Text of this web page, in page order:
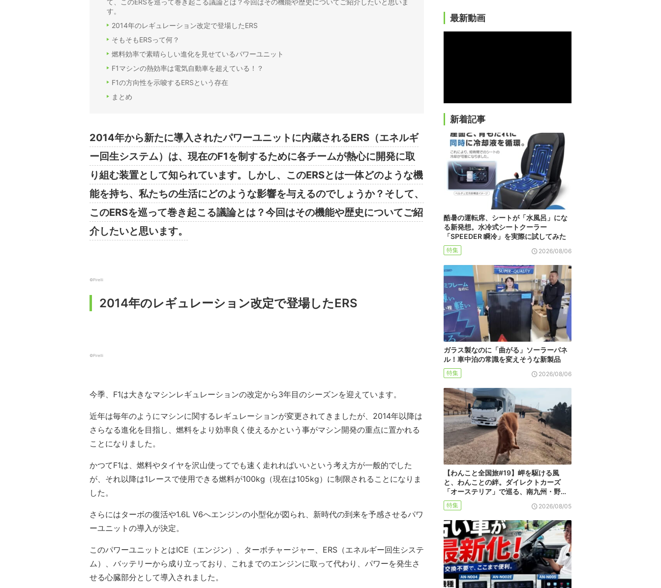
て、このERSを巡って巻き起こる議論とは？今回はその機能や歴史についてご紹介したいと思いま
す。
2014年のレギュレーション改定で登場したERS
そもそもERSって何？
燃料効率で素晴らしい進化を見せているパワーユニット
F1マシンの熱効率は電気自動車を超えている！？
F1の方向性を示唆するERSという存在
まとめ
2014年から新たに導入されたパワーユニットに内蔵されるERS（エネルギ
ー回生システム）は、現在のF1を制するために各チームが熱心に開発に取
り組む装置として知られています。しかし、このERSとは一体どのような機
能を持ち、私たちの生活にどのような影響を与えるのでしょうか？そして、
このERSを巡って巻き起こる議論とは？今回はその機能や歴史についてご紹
介したいと思います。
©Pirelli
2014年のレギュレーション改定で登場したERS
©Pirelli
今季、F1は大きなマシンレギュレーションの改定から3年目のシーズンを迎えています。
近年は毎年のようにマシンに関するレギュレーションが変更されてきましたが、2014年以降は
さらなる進化を目指し、燃料をより効率良く使えるかという事がマシン開発の重点に置かれる
ことになりました。
かつてF1は、燃料やタイヤを沢山使ってでも速く走れればいいという考え方が一般的でした
が、それ以降は1レースで使用できる燃料が100kg（現在は105kg）に制限されることになりま
した。
さらにはターボの復活や1.6L V6へエンジンの小型化が図られ、新時代の到来を予感させるパワ
ーユニットの導入が決定。
このパワーユニットとはICE（エンジン）、ターボチャージャー、ERS（エネルギー回生システ
ム）、バッテリーから成り立っており、これまでのエンジンに取って代わり、パワーを発生さ
せる心臓部分として導入されました。
最新動画
新着記事
酷暑の運転席、シートが「水風呂」にな
る新発想。水冷式シートクーラー
「SPEEDER 瞬冷」を実際に試してみた
特集 2026/08/06
ガラス製なのに「曲がる」ソーラーパネ
ル！車中泊の常識を変えそうな新製品
特集 2026/08/06
【わんこと全国旅#19】岬を駆ける風
と、わんことの絆。ダイレクトカーズ
「オーステリア」で巡る、南九州・野…
特集 2026/08/05